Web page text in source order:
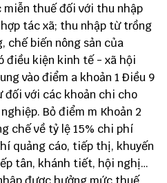
miễn thuế đối với thu nhập
tác xã; thu nhập từ trồng
chế biến nông sản của
điều kiện kinh tế - xã hội
vào điểm a khoản 1 Điều 9
với các khoản chi cho
Bỏ điểm m Khoản 2
chế về tỷ lệ 15% chi phí
quảng cáo, tiếp thị, khuyến
tân, khánh tiết, hội nghị…